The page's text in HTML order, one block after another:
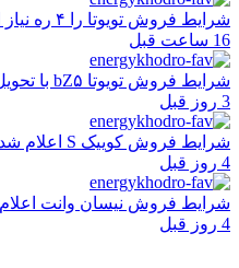
شرایط فروش تویوتا را ۴ ره نیاز ایستا اعلام شد – مرداد ۱۴۰۵
16 ساعت قبل
شرایط فروش تویوتا bZ۵ با تحویل ۷ روزه اعلام شد – مرداد ۱۴۰۵
3 روز قبل
شرایط فروش کوییک S اعلام شد – مرداد ۱۴۰۵
4 روز قبل
شرایط فروش نیسان وانت اعلام شد
4 روز قبل